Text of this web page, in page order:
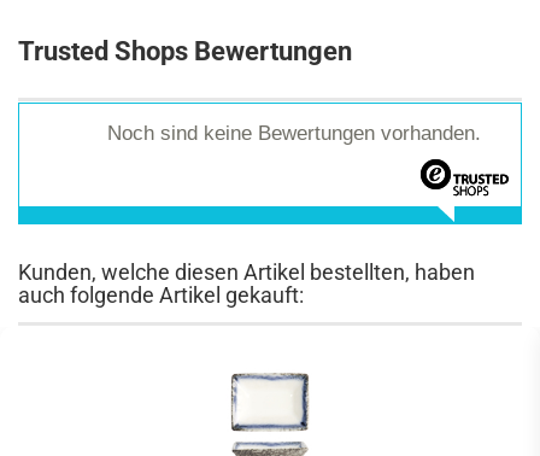
Trusted Shops Bewertungen
Noch sind keine Bewertungen vorhanden.
Kunden, welche diesen Artikel bestellten, haben
auch folgende Artikel gekauft: